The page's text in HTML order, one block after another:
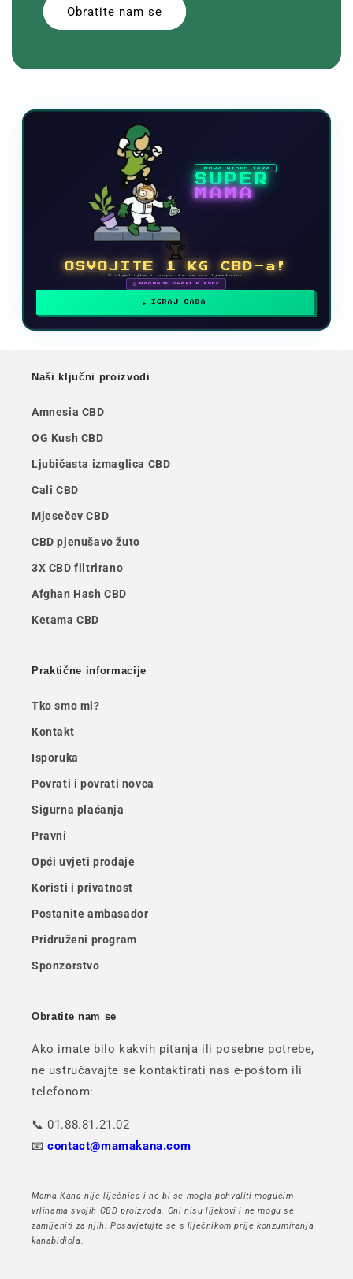
Obratite nam se
NOVA VIDEO IGRA
SUPER
MAMA
🏆
OSVOJITE 1 KG CBD-a!
Sudjelujte i popnite se na ljestvicu
🗓 NAGRADE SVAKI MJESEC
IGRAJ SADA
Naši ključni proizvodi
Amnesia CBD
OG Kush CBD
Ljubičasta izmaglica CBD
Cali CBD
Mjesečev CBD
CBD pjenušavo žuto
3X CBD filtrirano
Afghan Hash CBD
Ketama CBD
Praktične informacije
Tko smo mi?
Kontakt
Isporuka
Povrati i povrati novca
Sigurna plaćanja
Pravni
Opći uvjeti prodaje
Koristi i privatnost
Postanite ambasador
Pridruženi program
Sponzorstvo
Obratite nam se
Ako imate bilo kakvih pitanja ili posebne potrebe,
ne ustručavajte se kontaktirati nas e-poštom ili
telefonom:
📞 01.88.81.21.02
📧contact@mamakana.com
Mama Kana nije liječnica i ne bi se mogla pohvaliti mogućim
vrlinama svojih CBD proizvoda. Oni nisu lijekovi i ne mogu se
zamijeniti za njih. Posavjetujte se s liječnikom prije konzumiranja
kanabidiola.